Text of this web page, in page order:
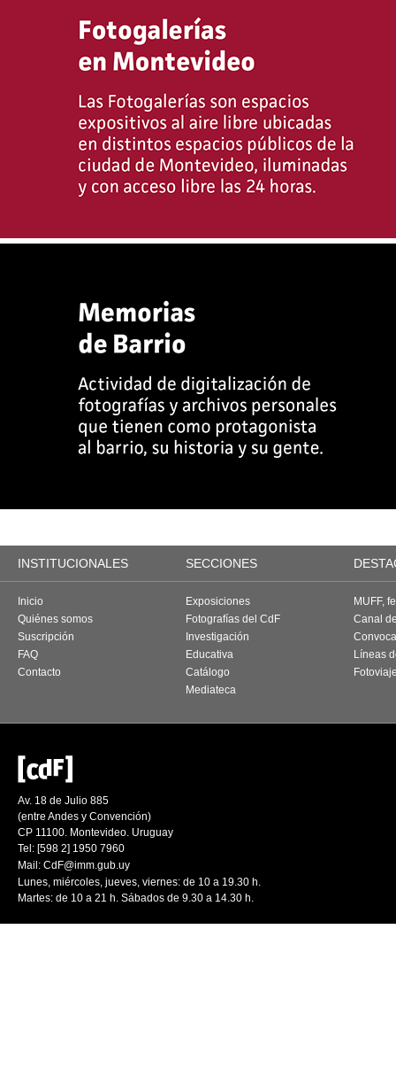
INSTITUCIONALES SECCIONES
Inicio
Quiénes somos
Suscripción
FAQ
Contacto
Exposiciones
Fotografías del CdF
Investigación
Educativa
Catálogo
Mediateca
MUFF,
Canal
Líneas
Av. 18 de Julio 885
(entre Andes y Convención)
CP 11100. Montevideo. Uruguay
Tel: [598 2] 1950 7960
Mail: CdF@imm.gub.uy
Lunes, miércoles, jueves, viernes: de 10 a 19.30 h.
Martes: de 10 a 21 h. Sábados de 9.30 a 14.30 h.